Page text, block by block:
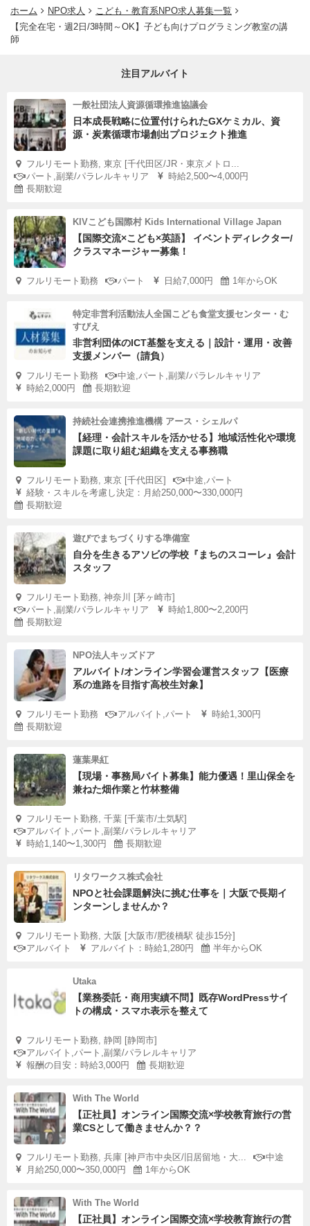
ホーム NPO求人
こども・教育系NPO求人募集一覧
【完全在宅・週2日/3時間～OK】子ども向けプログラミング教室の講
師
注目アルバイト
一般社団法人資源循環推進協議会
日本成長戦略に位置付けられたGXケミカル、資
源・炭素循環市場創出プロジェクト推進
フルリモート勤務, 東京 [千代田区/JR・東京メトロ...
パート,副業/パラレルキャリア
時給2,500〜4,000円
長期歓迎
KIVこども国際村 Kids International Village Japan
【国際交流×こども×英語】 イベントディレクター/
クラスマネージャー募集！
フルリモート勤務 パート 日給7,000円 1年からOK
特定非営利活動法人全国こども食堂支援センター・む
すびえ
非営利団体のICT基盤を支える｜設計・運用・改善
支援メンバー（請負）
フルリモート勤務
中途,パート,副業/パラレルキャリア
時給2,000円
長期歓迎
持続社会連携推進機構 アース・シェルパ
【経理・会計スキルを活かせる】地域活性化や環境
課題に取り組む組織を支える事務職
フルリモート勤務, 東京 [千代田区]
中途,パート
経験・スキルを考慮し決定：月給250,000〜330,000円
長期歓迎
遊びでまちづくりする準備室
自分を生きるアソビの学校『まちのスコーレ』会計
スタッフ
フルリモート勤務, 神奈川 [茅ヶ崎市]
パート,副業/パラレルキャリア
時給1,800〜2,200円
長期歓迎
NPO法人キッズドア
アルバイト/オンライン学習会運営スタッフ【医療
系の進路を目指す高校生対象】
フルリモート勤務 アルバイト,パート
時給1,300円
長期歓迎
蓮葉果紅
【現場・事務局バイト募集】能力優遇！里山保全を
兼ねた畑作業と竹林整備
フルリモート勤務, 千葉 [千葉市/土気駅]
アルバイト,パート,副業/パラレルキャリア
時給1,140〜1,300円
長期歓迎
リタワークス株式会社
NPOと社会課題解決に挑む仕事を｜大阪で長期イ
ンターンしませんか？
フルリモート勤務, 大阪 [大阪市/肥後橋駅 徒歩15分]
アルバイト
アルバイト：時給1,280円 半年からOK
Utaka
【業務委託・商用実績不問】既存WordPressサイ
トの構成・スマホ表示を整えて
フルリモート勤務, 静岡 [静岡市]
アルバイト,パート,副業/パラレルキャリア
報酬の目安：時給3,000円
長期歓迎
With The World
【正社員】オンライン国際交流×学校教育旅行の営
業CSとして働きませんか？？
フルリモート勤務, 兵庫 [神戸市中央区/旧居留地・大...
中途
月給250,000〜350,000円
1年からOK
With The World
【正社員】オンライン国際交流×学校教育旅行の営